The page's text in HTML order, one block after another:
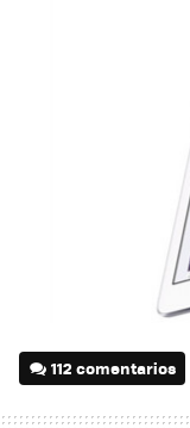
112 comentarios